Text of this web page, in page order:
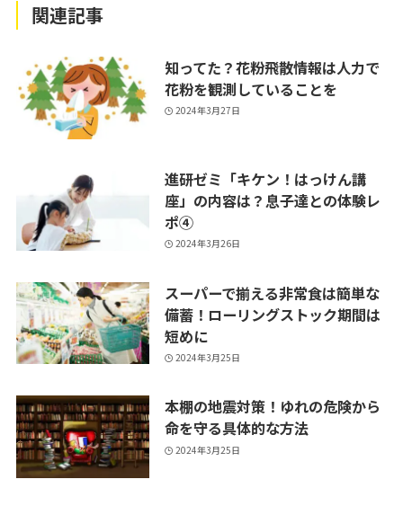
関連記事
知ってた？花粉飛散情報は人力で
花粉を観測していることを
2024年3月27日
進研ゼミ「キケン！はっけん講
座」の内容は？息子達との体験レ
ポ④
2024年3月26日
スーパーで揃える非常食は簡単な
備蓄！ローリングストック期間は
短めに
2024年3月25日
本棚の地震対策！ゆれの危険から
命を守る具体的な方法
2024年3月25日